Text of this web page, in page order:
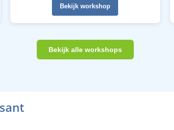
Bekijk workshop
Bekijk alle workshops